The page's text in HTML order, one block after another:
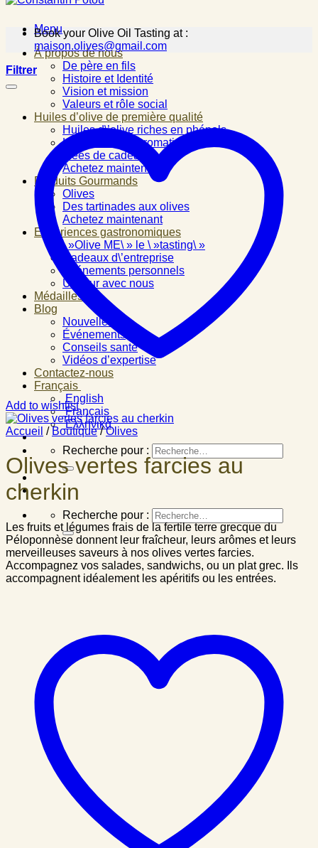
Menu
À propos de nous
De père en fils
Histoire et Identité
Vision et mission
Valeurs et rôle social
Huiles d’olive de première qualité
Huiles d\’olive riches en phénols
Huiles d\’olive aromatisées
Idées de cadeau
Achetez maintenant
Produits Gourmands
Olives
Des tartinades aux olives
Achetez maintenant
Expériences gastronomiques
\ »Olive ME\ » le \ »tasting\ »
Cadeaux d\’entreprise
Événements personnels
Un jour avec nous
Médailles
Blog
Nouvelles
Événements
Conseils santé
Vidéos d’expertise
Contactez-nous
Français
English
Français
Ελληνικά
Recherche pour :
Recherche pour :
Book your Olive Oil Tasting at :
maison.olives@gmail.com
Filtrer
Add to wishlist
Accueil / Boutique / Olives
Olives vertes farcies au
cherkin
Les fruits et légumes frais de la fertile terre grecque du
Péloponnèse donnent leur fraîcheur, leurs arômes et leurs
merveilleuses saveurs à nos olives vertes farcies.
Accompagnez vos salades, sandwichs, ou un plat grec. Ils
accompagnent idéalement les apéritifs ou les entrées.